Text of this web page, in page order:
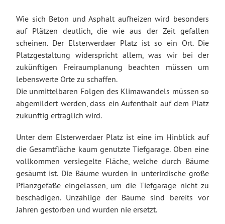
Wie sich Beton und Asphalt aufheizen wird besonders
auf Plätzen deutlich, die wie aus der Zeit gefallen
scheinen. Der Elsterwerdaer Platz ist so ein Ort. Die
Platzgestaltung widerspricht allem, was wir bei der
zukünftigen Freiraumplanung beachten müssen um
lebenswerte Orte zu schaffen.
Die unmittelbaren Folgen des Klimawandels müssen so
abgemildert werden, dass ein Aufenthalt auf dem Platz
zukünftig erträglich wird.
Unter dem Elsterwerdaer Platz ist eine im Hinblick auf
die Gesamtfläche kaum genutzte Tiefgarage. Oben eine
vollkommen versiegelte Fläche, welche durch Bäume
gesäumt ist. Die Bäume wurden in unterirdische große
Pflanzgefäße eingelassen, um die Tiefgarage nicht zu
beschädigen. Unzählige der Bäume sind bereits vor
Jahren gestorben und wurden nie ersetzt.